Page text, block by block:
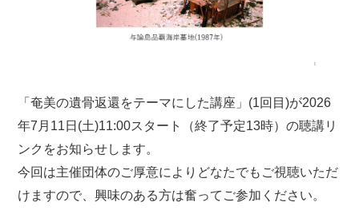
「奄美の遺骨返還をテーマにした講座」(1回目)が2026
年7月11日(土)11:00スタート（終了予定13時）の聴講リ
ンクをお知らせします。
今回は主催団体のご厚意によりどなたでもご視聴いただ
けますので、興味のある方は奮ってご参加ください。